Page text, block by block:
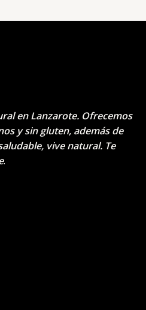
en Lanzarote. Ofrecemos
y sin gluten, además de
vive natural. Te
.